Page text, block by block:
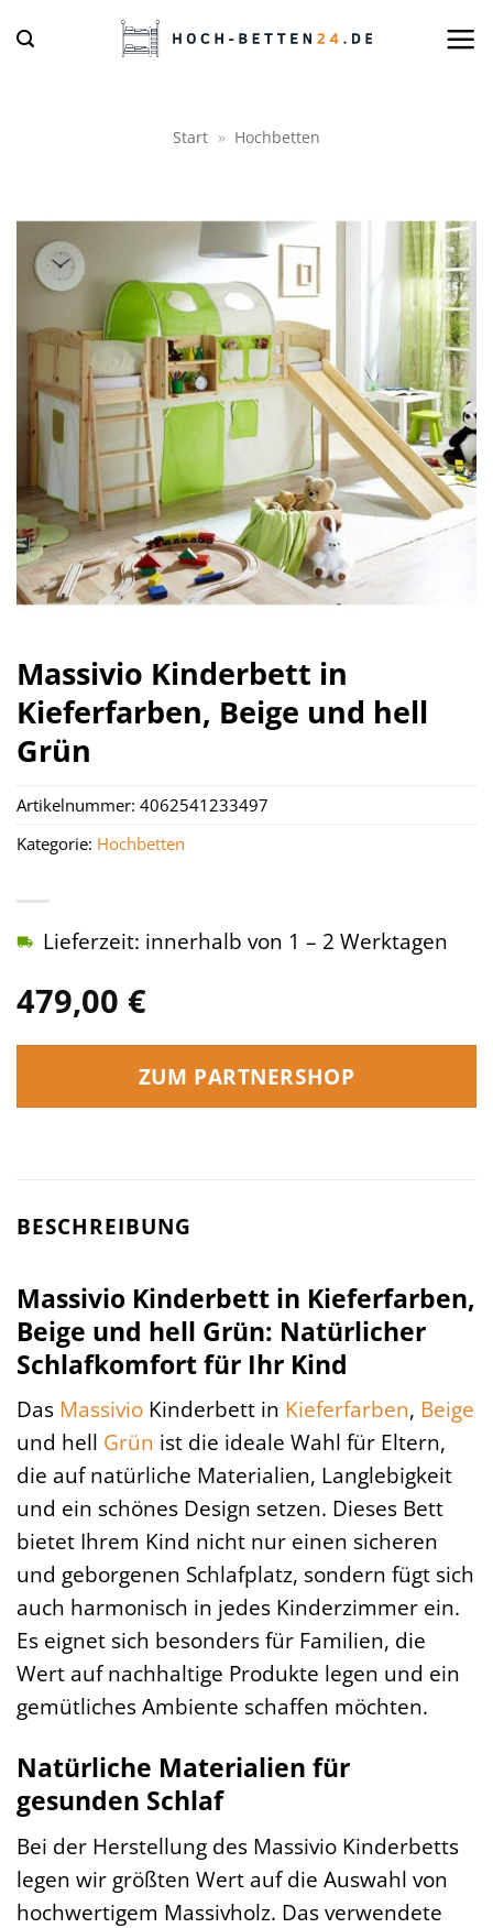
Inhalt
Start » Hochbetten
Massivio Kinderbett in
Kieferfarben, Beige und hell
Grün
479,00 €
Lieferzeit: innerhalb von 1 – 2 Werktagen
ZUM PARTNERSHOP
Artikelnummer: 4062541233497
Kategorie: Hochbetten
BESCHREIBUNG
Massivio Kinderbett in Kieferfarben,
Beige und hell Grün: Natürlicher
Schlafkomfort für Ihr Kind
Das Massivio Kinderbett in Kieferfarben, Beige
und hell Grün ist die ideale Wahl für Eltern,
die auf natürliche Materialien, Langlebigkeit
und ein schönes Design setzen. Dieses Bett
bietet Ihrem Kind nicht nur einen sicheren
und geborgenen Schlafplatz, sondern fügt sich
auch harmonisch in jedes Kinderzimmer ein.
Es eignet sich besonders für Familien, die
Wert auf nachhaltige Produkte legen und ein
gemütliches Ambiente schaffen möchten.
Natürliche Materialien für
gesunden Schlaf
Bei der Herstellung des Massivio Kinderbetts
legen wir größten Wert auf die Auswahl von
hochwertigem Massivholz. Das verwendete